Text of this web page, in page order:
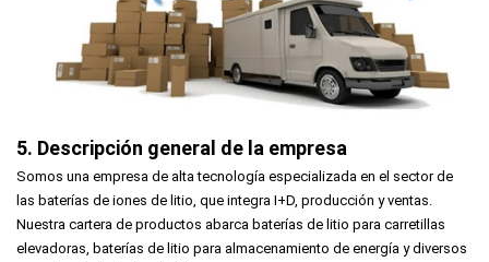
5. Descripción general de la empresa
Somos una empresa de alta tecnología especializada en el sector de
las baterías de iones de litio, que integra I+D, producción y ventas.
Nuestra cartera de productos abarca baterías de litio para carretillas
elevadoras, baterías de litio para almacenamiento de energía y diversos